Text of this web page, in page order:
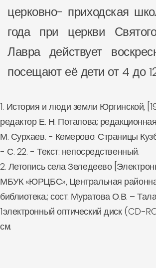
церковно- приходская
года при церкви
Лавра действует
посещают её дети от 4 до
1. История и люди земли Юргинской,
редактор Е. Н. Потапова;
М. Сурхаев. - Кемерово: Страницы
- С. 22. - Текст: непосредственный.
2. Летопись села Зеледеево
МБУК «ЮРЦБС», Центральная
библиотека.; сост. Муратова О.В. –
1электронный оптический диск (CD-
см.